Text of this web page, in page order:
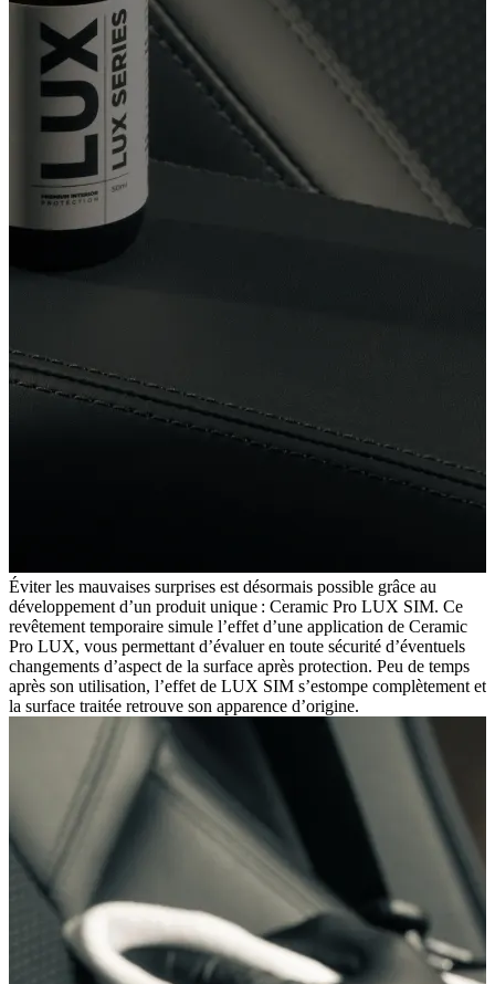
Éviter les mauvaises surprises est désormais possible grâce au
développement d’un produit unique : Ceramic Pro LUX SIM. Ce
revêtement temporaire simule l’effet d’une application de Ceramic
Pro LUX, vous permettant d’évaluer en toute sécurité d’éventuels
changements d’aspect de la surface après protection. Peu de temps
après son utilisation, l’effet de LUX SIM s’estompe complètement et
la surface traitée retrouve son apparence d’origine.